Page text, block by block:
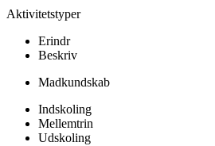
Aktivitetstyper
Erindr
Beskriv
Madkundskab
Indskoling
Mellemtrin
Udskoling